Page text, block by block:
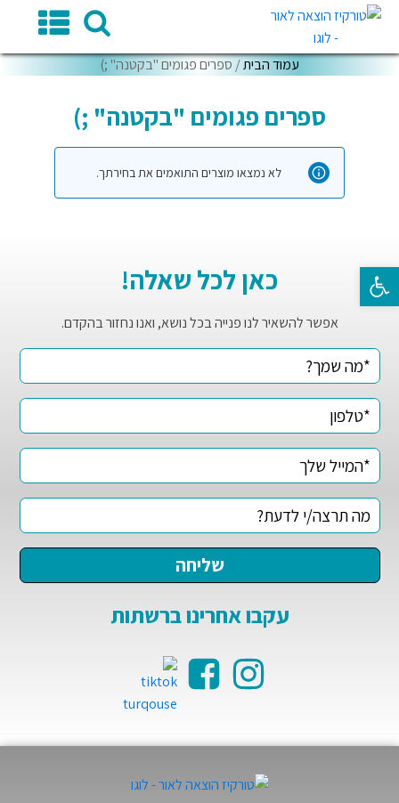
עמוד הבית/ ספרים פגומים "בקטנה" ;)
ספרים פגומים "בקטנה" ;)
לא נמצאו מוצרים התואמים את בחירתך.
כאן לכל שאלה!
אפשר להשאיר לנו פנייה בכל נושא, ואנו נחזור בהקדם.
עקבו אחרינו ברשתות
פתח סרגל נגישות